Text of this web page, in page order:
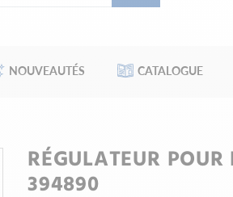
NOUVEAUTÉS CATALOGUE
RÉGULATEUR
394890